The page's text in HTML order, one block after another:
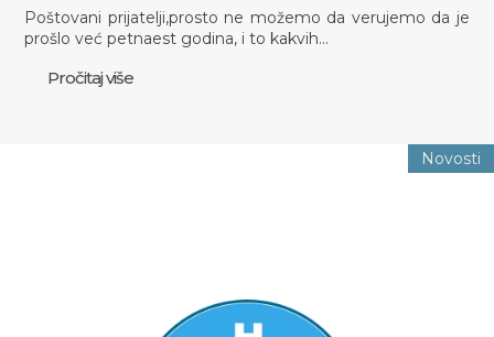
Poštovani prijatelji,prosto ne možemo da verujemo da je
prošlo već petnaest godina, i to kakvih…
Pročitaj više
Novosti